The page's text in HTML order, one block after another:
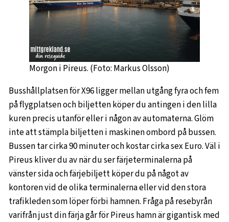
Morgon i Pireus. (Foto: Markus Olsson)
Busshållplatsen för X96 ligger mellan utgång fyra och fem
på flygplatsen och biljetten köper du antingen i den lilla
kuren precis utanför eller i någon av automaterna. Glöm
inte att stämpla biljetten i maskinen ombord på bussen.
Bussen tar cirka 90 minuter och kostar cirka sex Euro. Väl i
Pireus kliver du av när du ser färjeterminalerna på
vänster sida och färjebiljett köper du på något av
kontoren vid de olika terminalerna eller vid den stora
trafikleden som löper förbi hamnen. Fråga på resebyrån
varifrån just din färja går för Pireus hamn är gigantisk med